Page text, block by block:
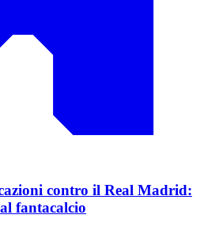
contro il Real Madrid:
fantacalcio